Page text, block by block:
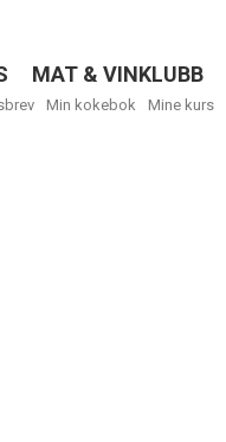
MAT & VINKLUBB
Min kokebok Mine kurs